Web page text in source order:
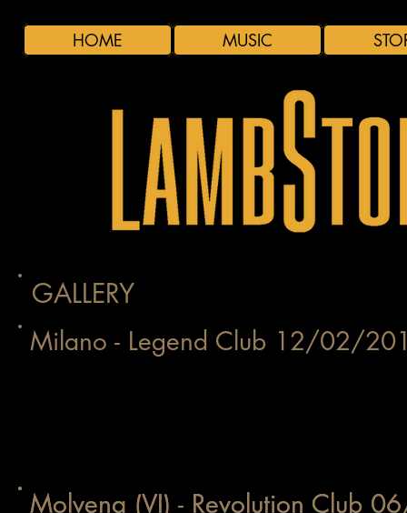
HOME MUSIC
GALLERY
Milano - Legend Club 12/02/
Molvena (VI) - Revolution Club
Molvena (VI) - Revolution Club